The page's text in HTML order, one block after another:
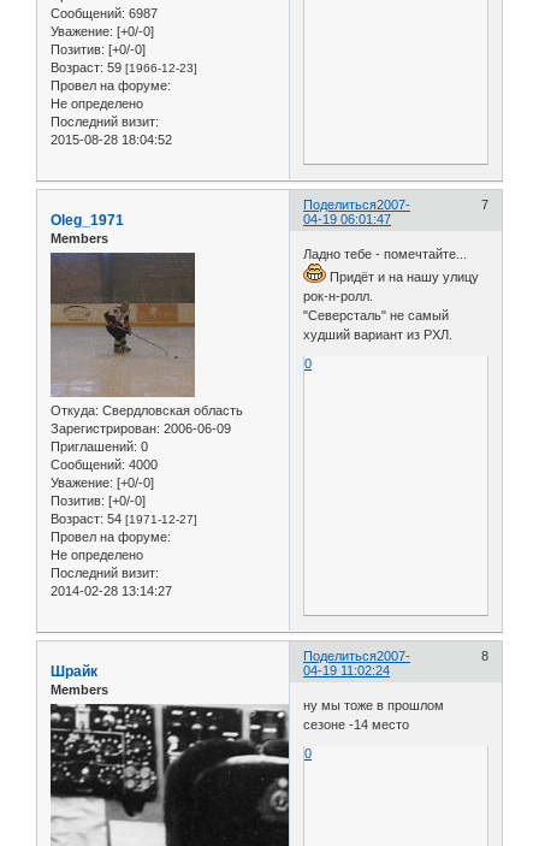
Сообщений: 6987
Уважение: [+0/-0]
Позитив: [+0/-0]
Возраст: 59 [1966-12-23]
Провел на форуме:
Не определено
Последний визит:
2015-08-28 18:04:52
Поделиться 7
2007-
04-19 06:01:47
Oleg_1971
Members
Откуда: Свердловская область
Зарегистрирован: 2006-06-09
Приглашений: 0
Сообщений: 4000
Уважение: [+0/-0]
Позитив: [+0/-0]
Возраст: 54 [1971-12-27]
Провел на форуме:
Не определено
Последний визит:
2014-02-28 13:14:27
Ладно тебе - помечтайте...
Придёт и на нашу улицу
рок-н-ролл.
"Северсталь" не самый
худший вариант из РХЛ.
0
Поделиться 8
2007-
04-19 11:02:24
Шрайк
Members
ну мы тоже в прошлом
сезоне -14 место
0